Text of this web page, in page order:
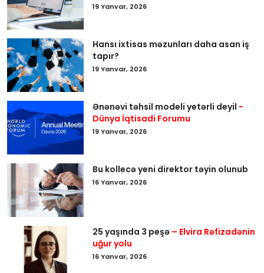
19 Yanvar, 2026
Hansı ixtisas məzunları daha asan iş
tapır?
19 Yanvar, 2026
Ənənəvi təhsil modeli yetərli deyil -
Dünya İqtisadi Forumu
19 Yanvar, 2026
Bu kollecə yeni direktor təyin olunub
16 Yanvar, 2026
25 yaşında 3 peşə – Elvira Rəfizadənin
uğur yolu
16 Yanvar, 2026